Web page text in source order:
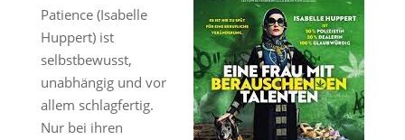
Patience (Isabelle
Huppert) ist
selbstbewusst,
unabhängig und vor
allem schlagfertig.
Nur bei ihren